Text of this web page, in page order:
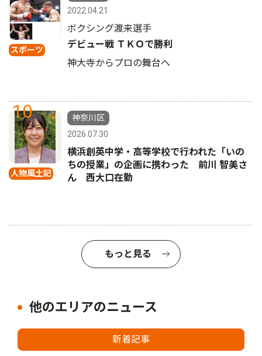
スポーツ
2022.04.21
ボクシング渡来選手
デビュー戦 ＴＫＯで勝利
神大寺からプロの舞台へ
10
人物風土記
神奈川区
2026.07.30
横浜創英中学・高等学校で行われた「いの
ちの授業」の企画に携わった 前川 智美さ
ん 西大口在勤
もっと見る
他のエリアのニュース
新着記事